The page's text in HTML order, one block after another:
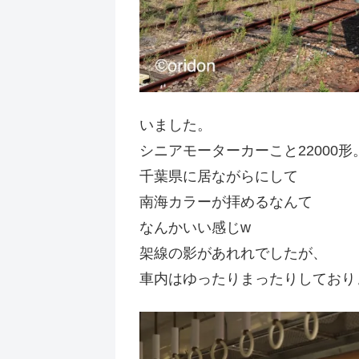
いました。
シニアモーターカーこと22000形
千葉県に居ながらにして
南海カラーが拝めるなんて
なんかいい感じw
架線の影があれれでしたが、
車内はゆったりまったりしてお